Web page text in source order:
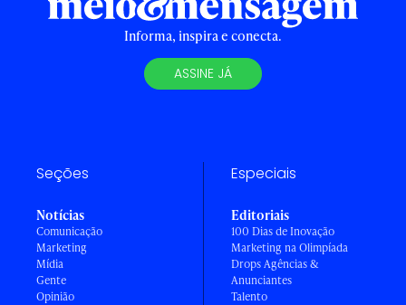
Informa, inspira e conecta.
ASSINE JÁ
Seções
Notícias
Comunicação
Marketing
Mídia
Gente
Opinião
Especiais
Editoriais
100 Dias de Inovação
Marketing na Olimpíada
Drops Agências &
Anunciantes
Talento